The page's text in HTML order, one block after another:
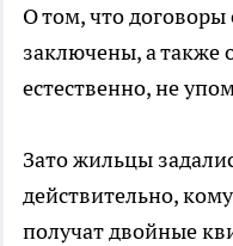
О том, что
заключены, а также
естественно, не
Зато жильцы
действительно,
получат двойные